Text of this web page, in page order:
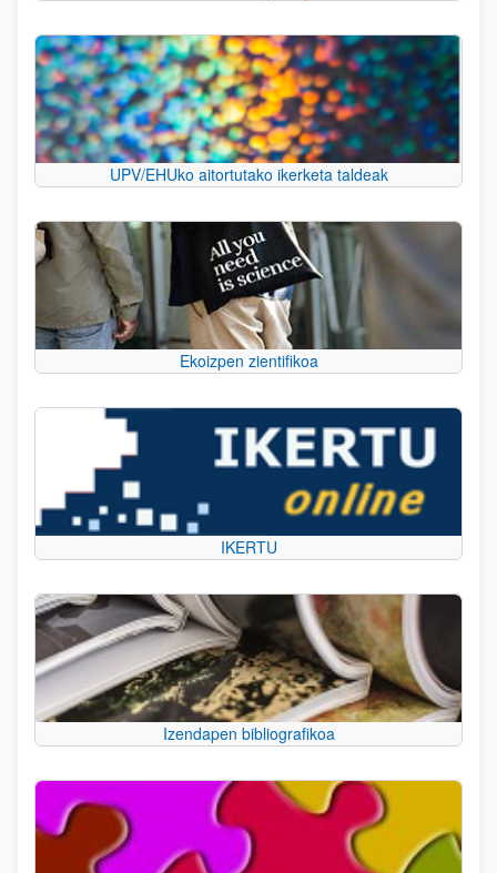
UPV/EHUko aitortutako ikerketa taldeak
Ekoizpen zientifikoa
IKERTU
Izendapen bibliografikoa